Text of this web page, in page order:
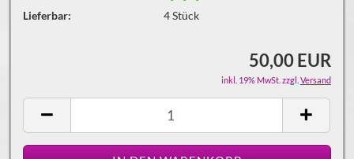
Lieferbar:
4Stück
50,00 EUR
inkl. 19% MwSt. zzgl. Versand